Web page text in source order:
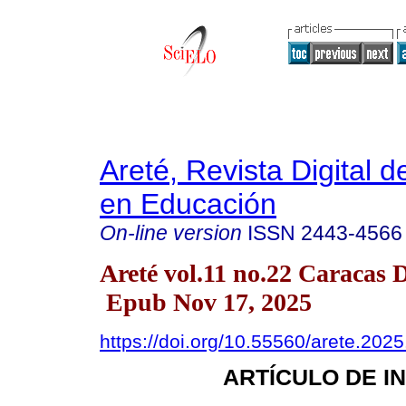
Areté, Revista Digital
en Educación
On-line version ISSN 2443-4566
Areté vol.11 no.22 Caracas
Epub Nov 17, 2025
https://doi.org/10.55560/
ARTÍCULO DE